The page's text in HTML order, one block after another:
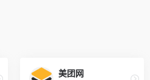
美团网